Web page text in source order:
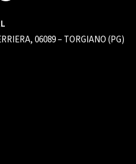
06089 – TORGIANO (PG)